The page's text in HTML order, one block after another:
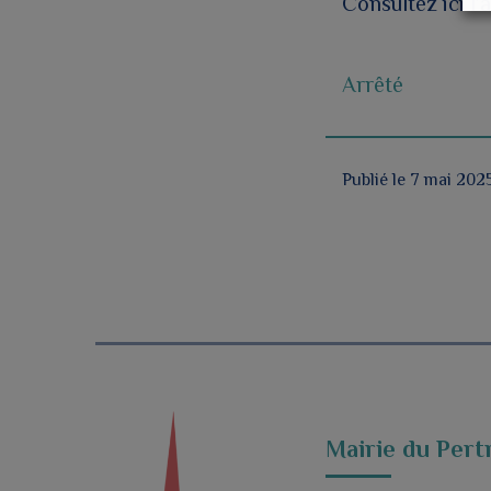
Arrêté
Publié le 7 mai
Mairie du